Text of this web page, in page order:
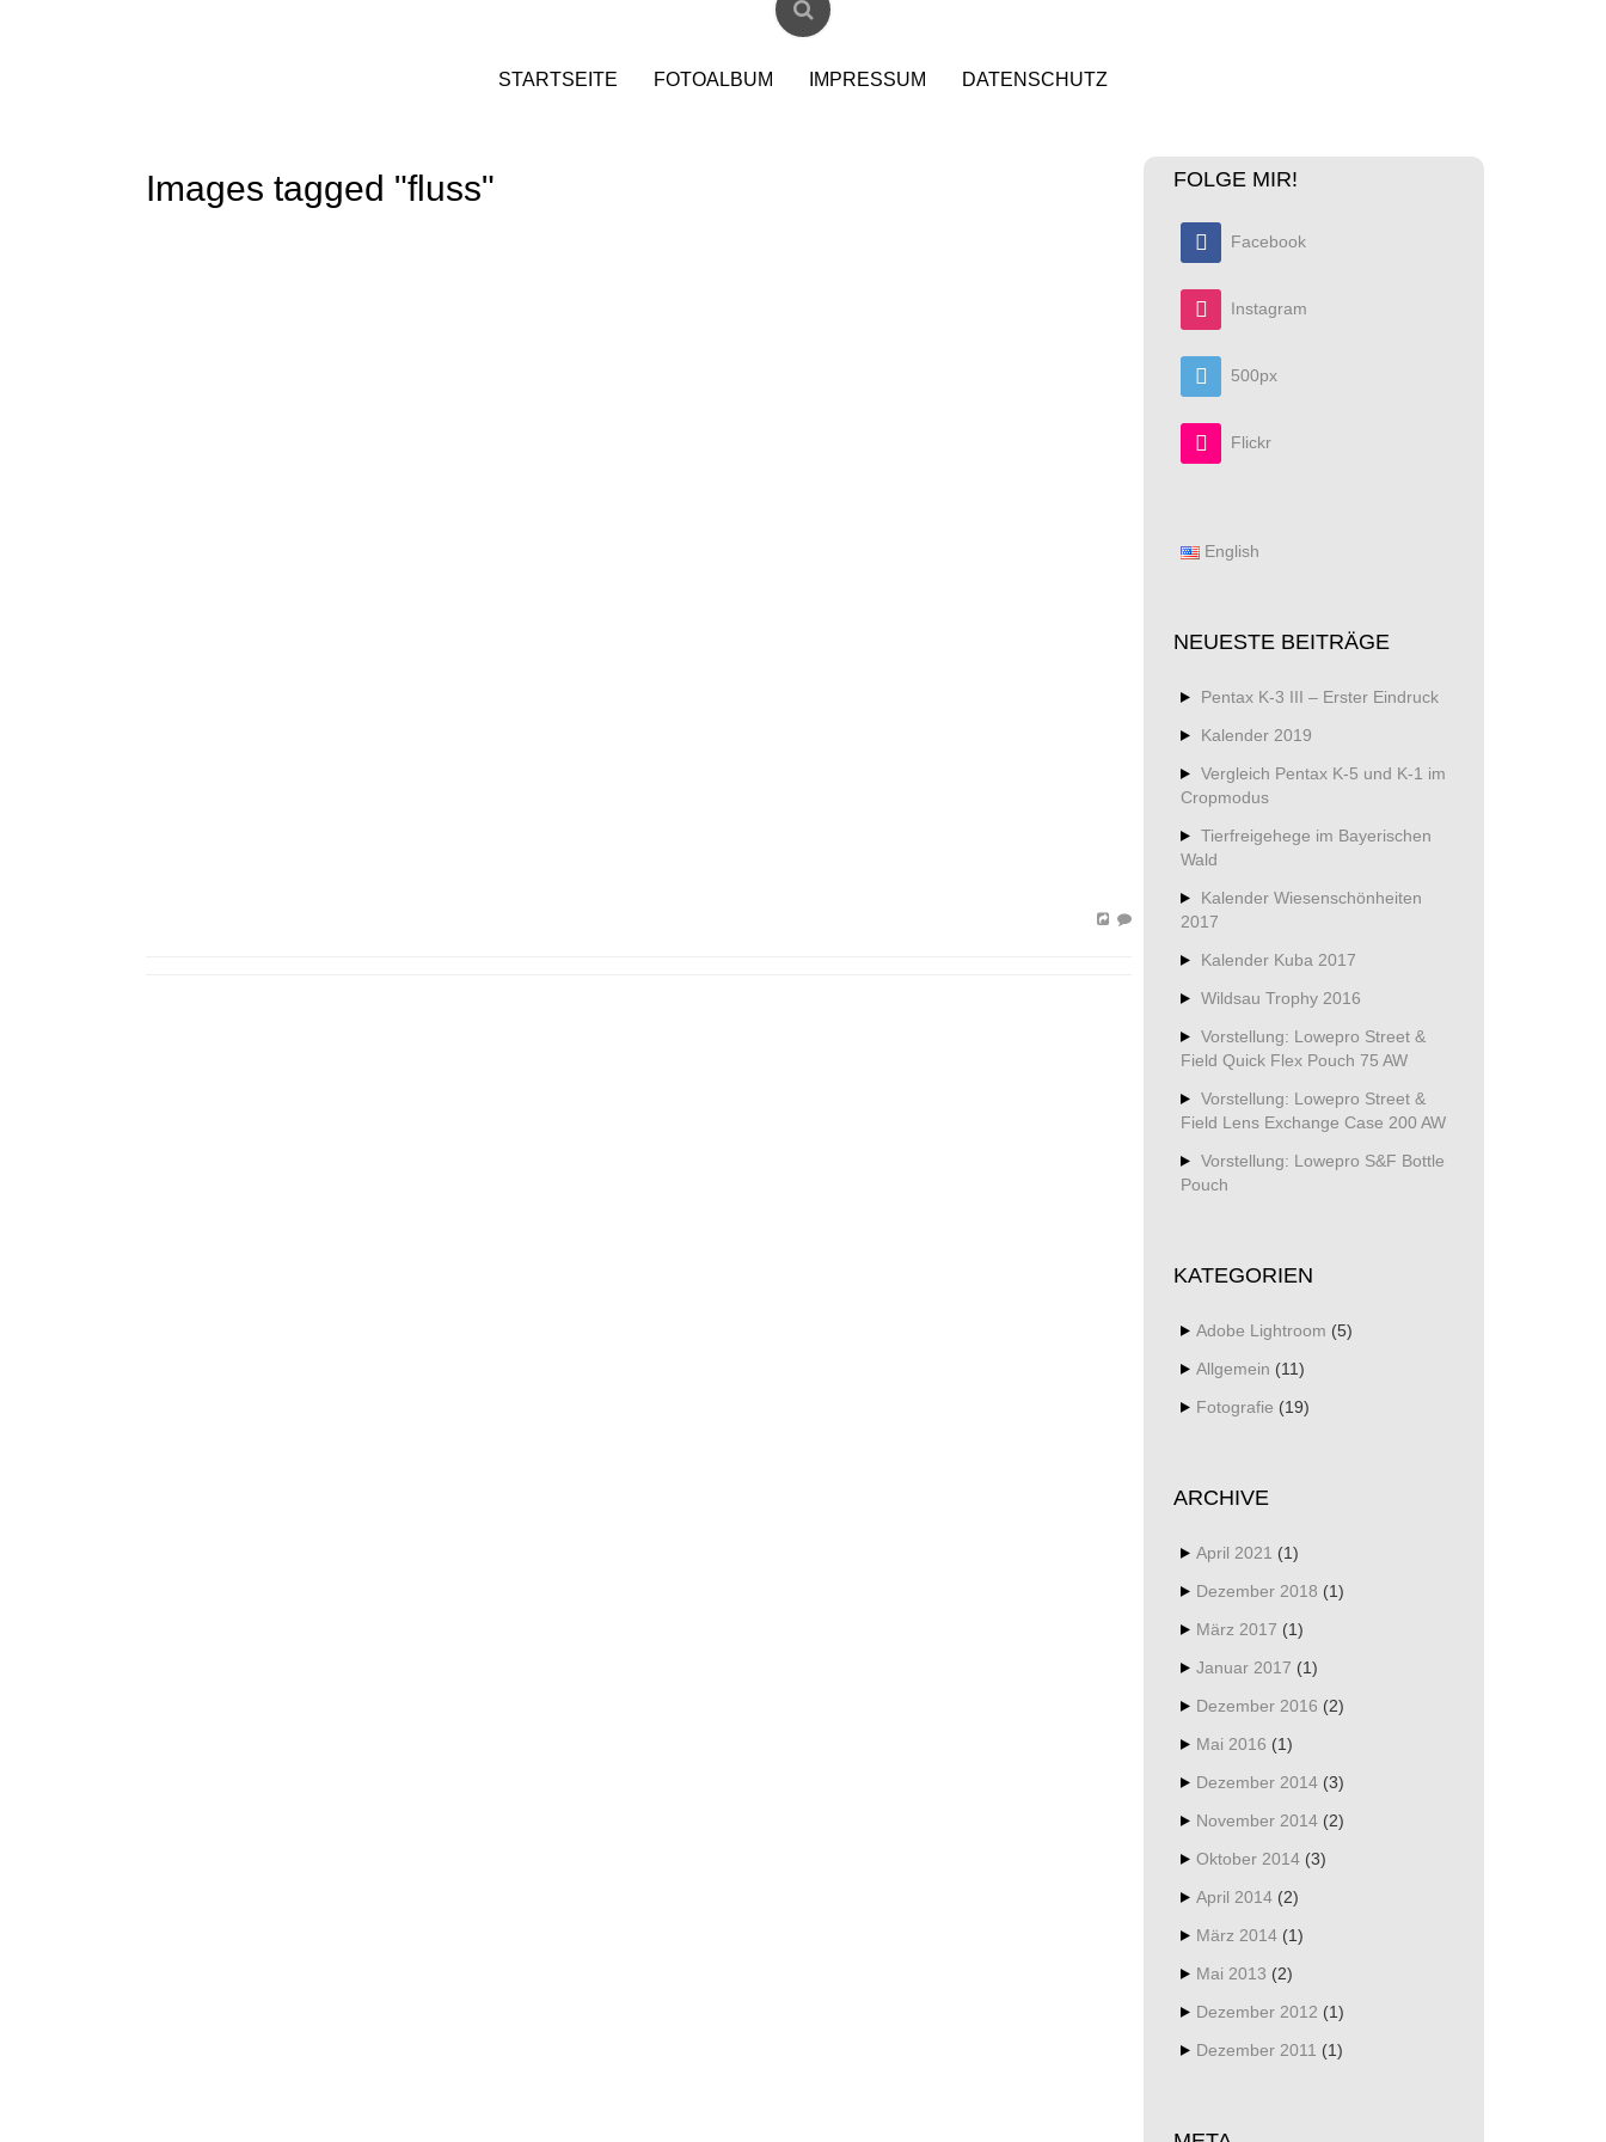
STARTSEITE FOTOALBUM IMPRESSUM DATENSCHUTZ
Images tagged "fluss" FOLGE MIR!
Facebook
Instagram
500px
Flickr
English
NEUESTE BEITRÄGE
Pentax K-3 III – Erster Eindruck
Kalender 2019
Vergleich Pentax K-5 und K-1 im
Cropmodus
Tierfreigehege im Bayerischen
Wald
Kalender Wiesenschönheiten
2017
Kalender Kuba 2017
Wildsau Trophy 2016
Vorstellung: Lowepro Street &
Field Quick Flex Pouch 75 AW
Vorstellung: Lowepro Street &
Field Lens Exchange Case 200 AW
Vorstellung: Lowepro S&F Bottle
Pouch
KATEGORIEN
Adobe Lightroom (5)
Allgemein (11)
Fotografie (19)
ARCHIVE
April 2021 (1)
Dezember 2018 (1)
März 2017 (1)
Januar 2017 (1)
Dezember 2016 (2)
Mai 2016 (1)
Dezember 2014 (3)
November 2014 (2)
Oktober 2014 (3)
April 2014 (2)
März 2014 (1)
Mai 2013 (2)
Dezember 2012 (1)
Dezember 2011 (1)